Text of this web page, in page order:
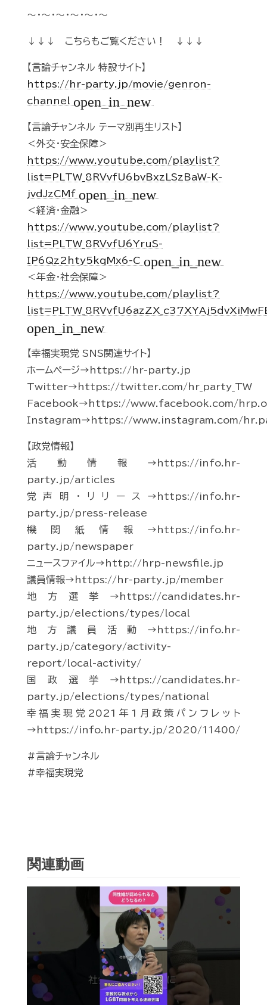
～・～・～・～・～・～
↓↓↓ こちらもご覧ください！ ↓↓↓
【言論チャンネル 特設サイト】
https://hr-party.jp/movie/genron-
channel open_in_new
【言論チャンネル テーマ別再生リスト】
＜外交・安全保障＞
https://www.youtube.com/playlist?
list=PLTW_8RVvfU6bvBxzLSzBaW-K-
jvdJzCMf open_in_new
＜経済・金融＞
https://www.youtube.com/playlist?
list=PLTW_8RVvfU6YruS-
IP6Qz2hty5kqMx6-C open_in_new
＜年金・社会保障＞
https://www.youtube.com/playlist?
open_in_new
【幸福実現党 SNS関連サイト】
ホームページ→https://hr-party.jp
Twitter→https://twitter.com/hr_party_TW
Facebook→https://www.facebook.com/
Instagram→https://www.instagram.com/
【政党情報】
活動情報→https://info.hr-
party.jp/articles
党声明・リリース→https://info.hr-
party.jp/press-release
機関紙情報→https://info.hr-
party.jp/newspaper
ニュースファイル→http://hrp-newsfile.jp
議員情報→https://hr-party.jp/member
地方選挙→https://candidates.hr-
party.jp/elections/types/local
地方議員活動→https://info.hr-
party.jp/category/activity-
report/local-activity/
国政選挙→https://candidates.hr-
party.jp/elections/types/national
幸福実現党2021年1月政策パンフレット
→https://info.hr-party.jp/2020/11400/
#言論チャンネル
#幸福実現党
関連動画